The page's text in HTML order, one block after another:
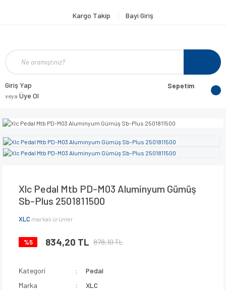
Kargo Takip Bayi Giriş
Giriş Yap
veya Üye Ol
Sepetim
Xlc Pedal Mtb PD-M03 Aluminyum Gümüş
Sb-Plus 2501811500
XLC markalı ürünler
%5 834,20 TL 878,10 TL
Kategori
Pedal
Marka
XLC